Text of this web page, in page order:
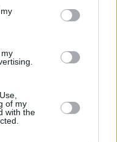
of my
with the
ungherese
fields are marked